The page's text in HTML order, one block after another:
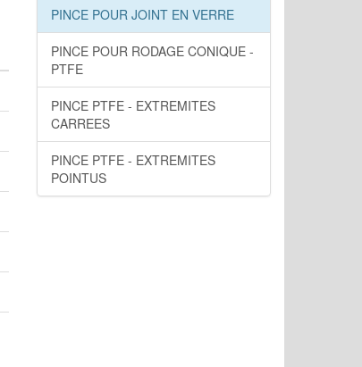
PINCE POUR JOINT EN VERRE
PINCE POUR RODAGE CONIQUE -
PTFE
PINCE PTFE - EXTREMITES
CARREES
PINCE PTFE - EXTREMITES
POINTUS